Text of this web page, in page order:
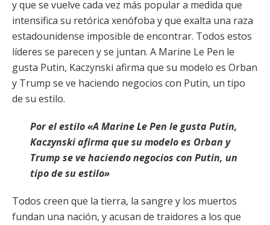
y que se vuelve cada vez más popular a medida que
intensifica su retórica xenófoba y que exalta una raza
estadounidense imposible de encontrar. Todos estos
líderes se parecen y se juntan. A Marine Le Pen le
gusta Putin, Kaczynski afirma que su modelo es Orban
y Trump se ve haciendo negocios con Putin, un tipo
de su estilo.
Por el estilo «A Marine Le Pen le gusta Putin,
Kaczynski afirma que su modelo es Orban y
Trump se ve haciendo negocios con Putin, un
tipo de su estilo»
Todos creen que la tierra, la sangre y los muertos
fundan una nación, y acusan de traidores a los que